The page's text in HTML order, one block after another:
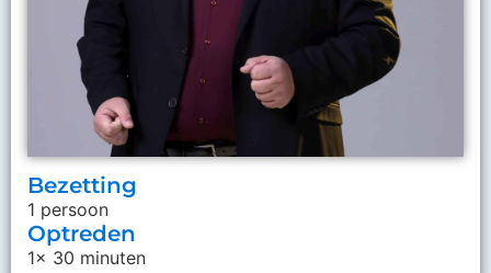
Bezetting
1 persoon
Optreden
1x 30 minuten